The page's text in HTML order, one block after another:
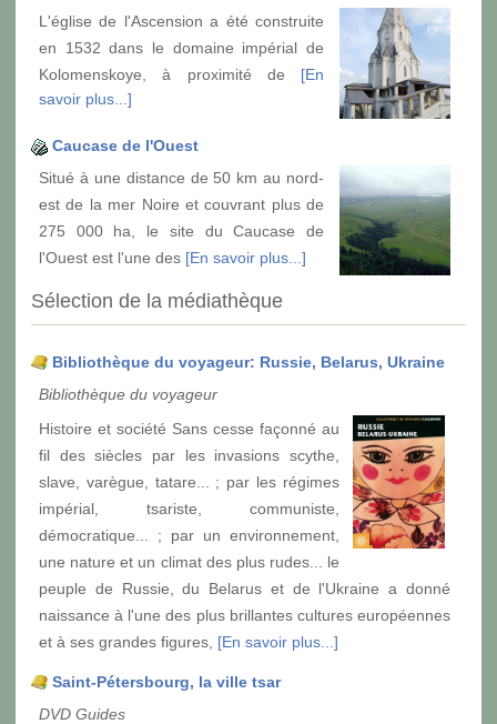
L'église de l'Ascension a été construite
en 1532 dans le domaine impérial de
Kolomenskoye, à proximité de [En
savoir plus...]
Caucase de l'Ouest
Situé à une distance de 50 km au nord-
est de la mer Noire et couvrant plus de
275 000 ha, le site du Caucase de
l'Ouest est l'une des [En savoir plus...]
Sélection de la médiathèque
Bibliothèque du voyageur: Russie, Belarus, Ukraine
Bibliothèque du voyageur
Histoire et société Sans cesse façonné au
fil des siècles par les invasions scythe,
slave, varègue, tatare... ; par les régimes
impérial, tsariste, communiste,
démocratique... ; par un environnement,
une nature et un climat des plus rudes... le
peuple de Russie, du Belarus et de l'Ukraine a donné
naissance à l'une des plus brillantes cultures européennes
et à ses grandes figures, [En savoir plus...]
Saint-Pétersbourg, la ville tsar
DVD Guides